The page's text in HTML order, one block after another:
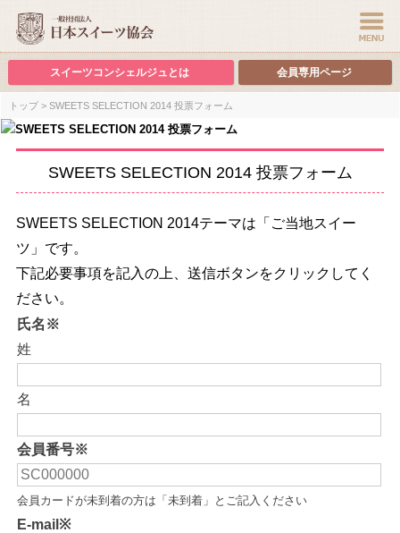
スイーツコンシェルジュとは 会員専用ページ
トップ> SWEETS SELECTION 2014 投票フォーム
SWEETS SELECTION 2014 投票フォーム
SWEETS SELECTION 2014テーマは「ご当地スイー
ツ」です。
下記必要事項を記入の上、送信ボタンをクリックしてく
ださい。
氏名※
姓
名
会員番号※
会員カードが未到着の方は「未到着」とご記入ください
E-mail※